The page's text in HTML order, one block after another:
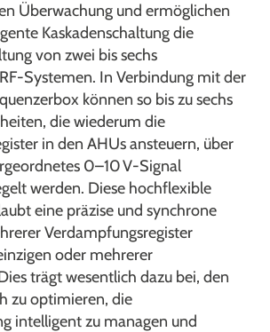
Überwachung und ermöglichen
Kaskadenschaltung die
von zwei bis sechs
Systemen. In Verbindung mit der
können so bis zu sechs
die wiederum die
in den AHUs ansteuern, über
0–10 V-Signal
werden. Diese hochflexible
eine präzise und synchrone
Verdampfungsregister
oder mehrerer
trägt wesentlich dazu bei, den
zu optimieren, die
intelligent zu managen und